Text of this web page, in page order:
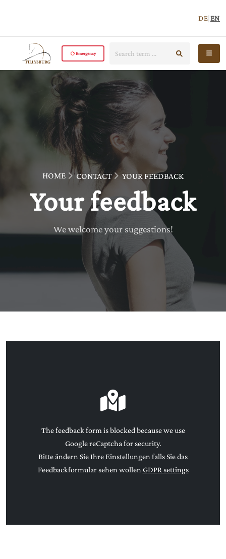
DE|EN
Emergency Search: start search
HOME CONTACT YOUR FEEDBACK
Your feedback
We welcome your suggestions!
The feedback form is blocked because we use
Google reCaptcha for security.
Bitte ändern Sie Ihre Einstellungen falls Sie das
Feedbackformular sehen wollen GDPR settings